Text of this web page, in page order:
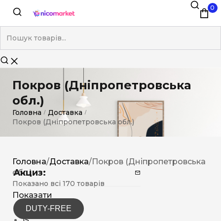
0
Покров (Дніпропетровська
обл.)
Головна / Доставка /
Покров (Дніпропетровська обл.)
Акциз:
DUTY-FREE
Головна/Доставка/Покров (Дніпропетровська
обл.)
Показано всі 170 товарів
Показати
12